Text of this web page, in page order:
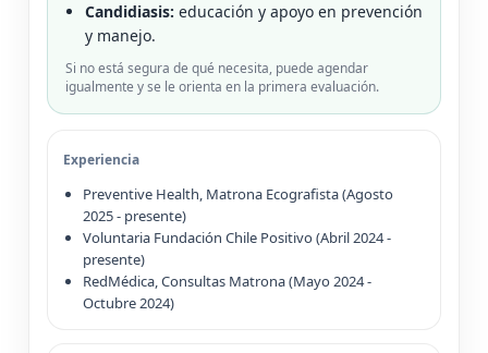
Candidiasis: educación y apoyo en prevención
y manejo.
Si no está segura de qué necesita, puede agendar
igualmente y se le orienta en la primera evaluación.
Experiencia
Preventive Health, Matrona Ecografista (Agosto
2025 - presente)
Voluntaria Fundación Chile Positivo (Abril 2024 -
presente)
RedMédica, Consultas Matrona (Mayo 2024 -
Octubre 2024)